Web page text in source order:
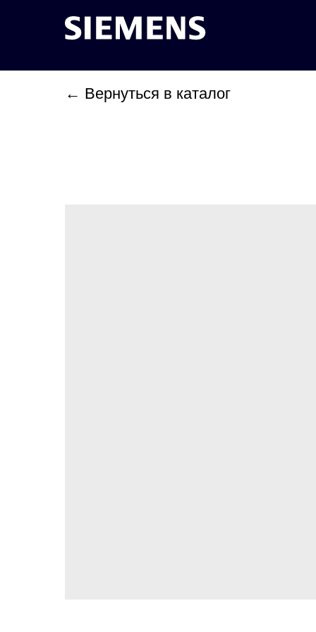
← Вернуться в каталог